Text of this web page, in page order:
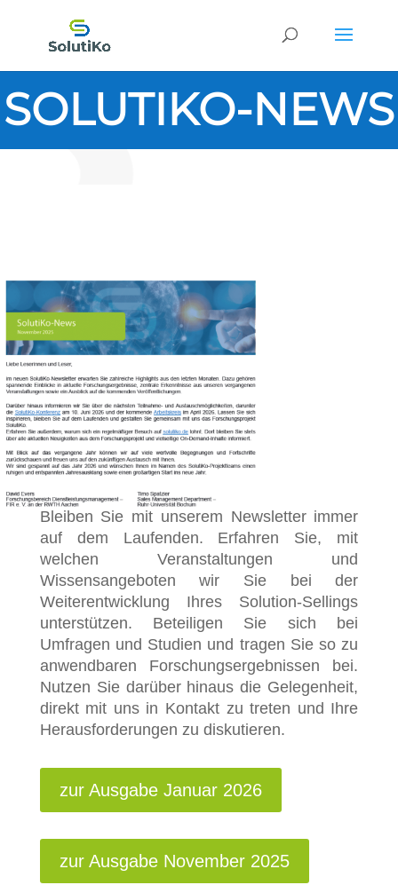
SOLUTIKO-NEWS
Bleiben Sie mit unserem Newsletter immer
auf dem Laufenden. Erfahren Sie, mit
welchen Veranstaltungen und
Wissensangeboten wir Sie bei der
Weiterentwicklung Ihres Solution-Sellings
unterstützen. Beteiligen Sie sich bei
Umfragen und Studien und tragen Sie so zu
anwendbaren Forschungsergebnissen bei.
Nutzen Sie darüber hinaus die Gelegenheit,
direkt mit uns in Kontakt zu treten und Ihre
Herausforderungen zu diskutieren.
zur Ausgabe Januar 2026
zur Ausgabe November 2025